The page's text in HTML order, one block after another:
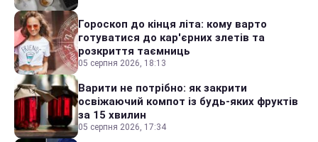
Гороскоп до кінця літа: кому варто
готуватися до кар'єрних злетів та
розкриття таємниць
05 серпня 2026, 18:13
Варити не потрібно: як закрити
освіжаючий компот із будь-яких фруктів
за 15 хвилин
05 серпня 2026, 17:34